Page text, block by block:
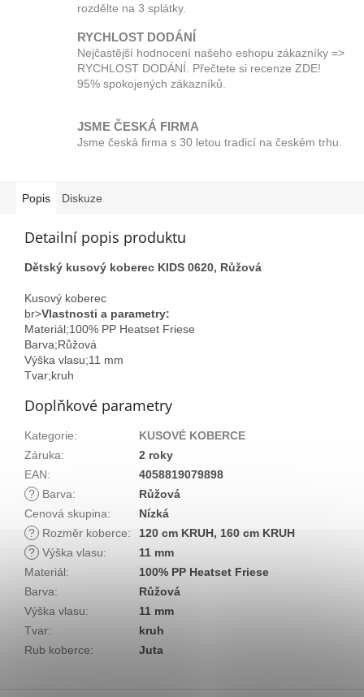
rozdělte na 3 splátky.
RYCHLOST DODÁNÍ
Nejčastější hodnocení našeho eshopu zákazníky =>
RYCHLOST DODÁNÍ. Přečtete si recenze ZDE!
95% spokojených zákazníků.
JSME ČESKÁ FIRMA
Jsme česká firma s 30 letou tradicí na českém trhu.
Popis Diskuze
Detailní popis produktu
Dětský kusový koberec KIDS 0620, Růžová
Kusový koberec
br>Vlastnosti a parametry:
Materiál;100% PP Heatset Friese
Barva;Růžová
Výška vlasu;11 mm
Tvar;kruh
Doplňkové parametry
Kategorie:
KUSOVÉ KOBERCE
Záruka:
2 roky
EAN:
4058819079898
?
Barva:
Růžová
Cenová skupina:
Nízká
?
Rozměr koberce:
120 cm KRUH, 160 cm KRUH
? Výška vlasu:
11 mm
Materiál:
100% PP Heatset Friese
Barva:
Růžová
Výška vlasu:
11 mm
Tvar:
kruh
Rub koberce: Juta